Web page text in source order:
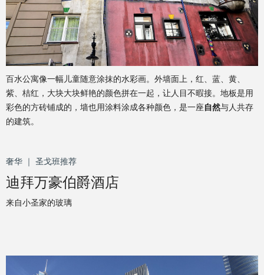
百水公寓像一幅儿童随意涂抹的水彩画。外墙面上，红、蓝、黄、
紫、桔红，大块大块鲜艳的颜色拼在一起，让人目不暇接。地板是用
彩色的方砖铺成的，墙也用涂料涂成各种颜色，是一座自然与人共存
的建筑。
奢华 ｜ 圣戈班推荐
迪拜万豪伯爵酒店
来自小圣家的玻璃